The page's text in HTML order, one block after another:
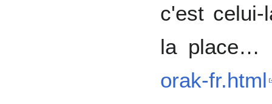
c'est
la place…
orak-fr.html